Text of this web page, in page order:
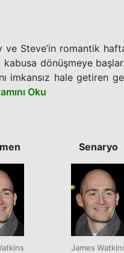
Steve’in romantik
kabusa dönüşmeye
imkansız hale getiren
Oku
Senaryo
James